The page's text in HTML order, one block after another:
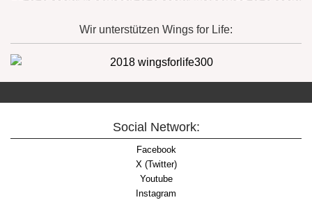
Wir unterstützen Wings for Life:
Social Network:
Facebook
X (Twitter)
Youtube
Instagram